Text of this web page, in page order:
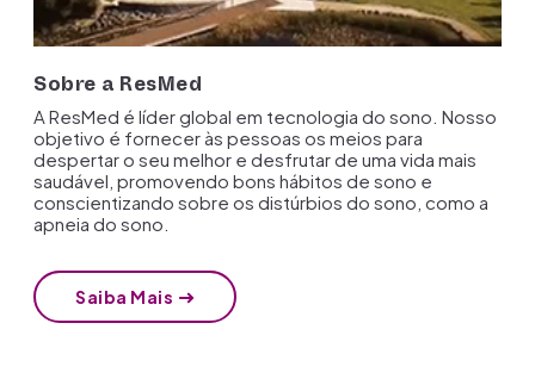
Sobre a ResMed
A ResMed é líder global em tecnologia do sono. Nosso
objetivo é fornecer às pessoas os meios para
despertar o seu melhor e desfrutar de uma vida mais
saudável, promovendo bons hábitos de sono e
conscientizando sobre os distúrbios do sono, como a
apneia do sono.
Saiba Mais